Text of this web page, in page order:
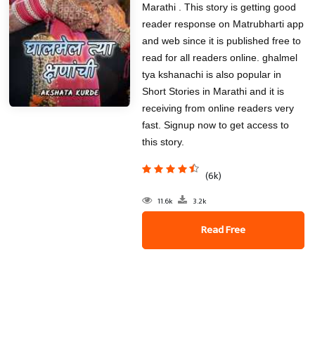
Marathi . This story is getting good
reader response on Matrubharti app
and web since it is published free to
read for all readers online. ghalmel
tya kshanachi is also popular in
Short Stories in Marathi and it is
receiving from online readers very
fast. Signup now to get access to
this story.
(6k)
11.6k 3.2k
Read Free